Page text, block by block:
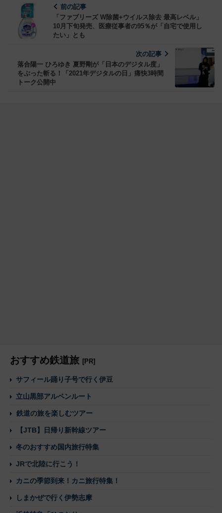
前の記事
「ファブリーズ W除菌+ウイルス除去 最高レベル」
10月下旬発売、医療従事者の95％が「自宅で使用し
たい」とも
次の記事
落合陽一 ひろゆき 夏野剛が「日本のデジタル度」
をぶった斬る！「2021年デジタルの日」痛快3時間
トーク公開中
おすすめ鉄道旅 [PR]
サフィール踊り子号で行く伊豆
立山黒部アルペンルート
鉄道の旅を楽しむツアー
【JTB】日帰り新幹線ツアー
冬のおすすめ国内旅行特集
JRで北陸に行こう！
カニの季節到来！カニ旅行特集！
しまかぜで行く伊勢志摩